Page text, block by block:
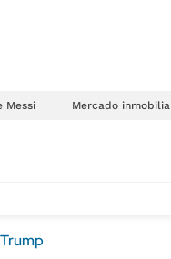
Messi Mercado
Real Estate